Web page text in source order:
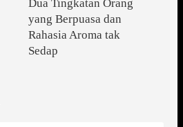
Dua Tingkatan Orang
yang Berpuasa dan
Rahasia Aroma tak
Sedap